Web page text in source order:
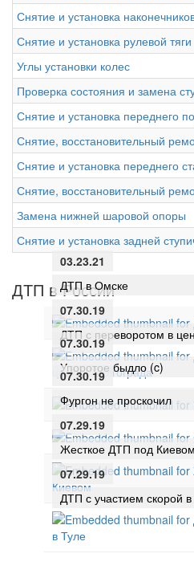
Снятие и установка
Снятие и установка рулевой тяги
Углы установки колес
Проверка состояния и замена
Снятие и установка переднего
Снятие, восстановительный
Снятие и установка переднего
Снятие, восстановительный
Замена нижней шаровой опоры
Снятие и установка задней
ДТП в России
03.23.21
ДТП в Омске
07.30.19
ДТП с переворотом в
07.30.19
Упоротое быдло (c)
07.30.19
Фургон не проскочил
07.29.19
Жесткое ДТП под Киевом
07.29.19
ДТП с участием скорой